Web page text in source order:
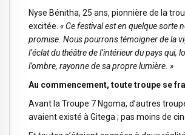
Nyse Bénitha, 25 ans, pionnière de la
excitée. « Ce festival est en quelque sorte
promise. Nous pourrons témoigner de la
l’éclat du théâtre de l’intérieur du pays qui,
l’ombre, rayonne de sa propre lumière. »
Au commencement, toute troupe se
Avant la Troupe 7 Ngoma, d’autres
avaient existé à Gitega ; pas moins de